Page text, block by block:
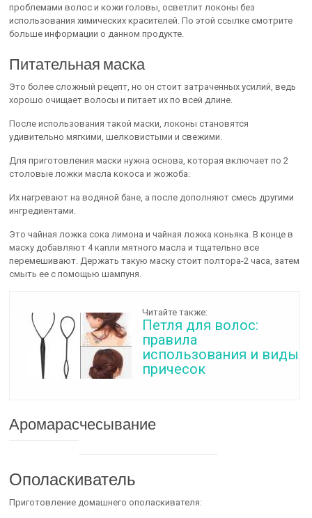
проблемами волос и кожи головы, осветлит локоны без
использования химических красителей. По этой ссылке смотрите
больше информации о данном продукте.
Питательная маска
Это более сложный рецепт, но он стоит затраченных усилий, ведь
хорошо очищает волосы и питает их по всей длине.
После использования такой маски, локоны становятся
удивительно мягкими, шелковистыми и свежими.
Для приготовления маски нужна основа, которая включает по 2
столовые ложки масла кокоса и жожоба.
Их нагревают на водяной бане, а после дополняют смесь другими
ингредиентами.
Это чайная ложка сока лимона и чайная ложка коньяка. В конце в
маску добавляют 4 капли мятного масла и тщательно все
перемешивают. Держать такую маску стоит полтора-2 часа, затем
смыть ее с помощью шампуня.
Читайте также:
Петля для волос:
правила
использования и виды
причесок
Аромарасчесывание
Ополаскиватель
Приготовление домашнего ополаскивателя: